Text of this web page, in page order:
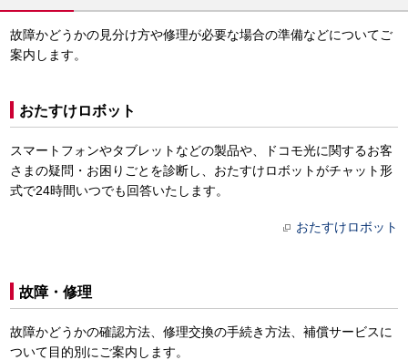
故障かどうかの見分け方や修理が必要な場合の準備などについてご
案内します。
おたすけロボット
スマートフォンやタブレットなどの製品や、ドコモ光に関するお客
さまの疑問・お困りごとを診断し、おたすけロボットがチャット形
式で24時間いつでも回答いたします。
おたすけロボット
故障・修理
故障かどうかの確認方法、修理交換の手続き方法、補償サービスに
ついて目的別にご案内します。